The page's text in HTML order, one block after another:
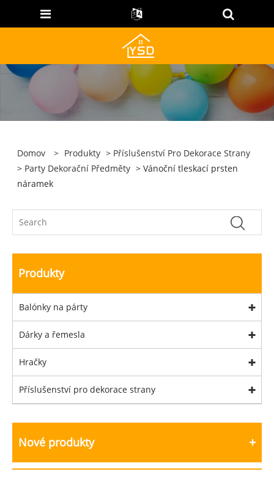
Domov > Produkty > Příslušenství Pro Dekorace Strany
> Party Dekorační Předměty > Vánoční tleskací prsten
náramek
Produkty
Balónky na párty
Dárky a řemesla
Hračky
Příslušenství pro dekorace strany
Nové produkty